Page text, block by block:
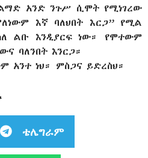
አንድ ንጉሥ ሲሞት የሚነገረው
እኛ ባለህበት እርጋ” የሚል
ልቡ እንዲያርፍ ነው። የሞተውም
ባለንበት እንርጋ።
አንተ ነህ። ምስጋና ይድረስህ።
ቴሌግራም